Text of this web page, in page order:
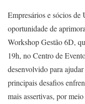
Empresários e sócios
oportunidade de
Workshop Gestão 6D,
19h, no Centro de
desenvolvido para
principais desafios
mais assertivas, por